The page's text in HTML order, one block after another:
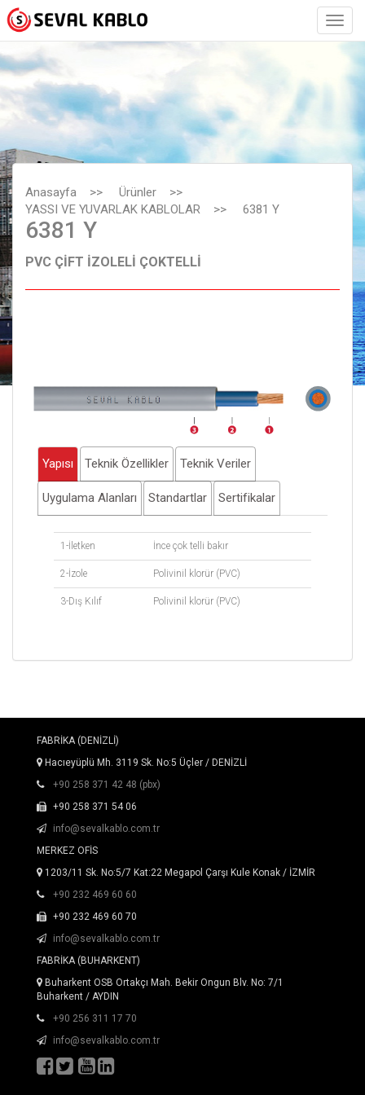
Anasayfa >> Ürünler >>
YASSI VE YUVARLAK KABLOLAR >> 6381 Y
6381 Y
PVC ÇİFT İZOLELİ ÇOKTELLİ
Yapısı Teknik Özellikler Teknik Veriler
Uygulama Alanları Standartlar Sertifikalar
1-İletken İnce çok telli bakır
2-İzole Polivinil klorür (PVC)
3-Dış Kılıf Polivinil klorür (PVC)
FABRİKA (DENİZLİ)
Hacıeyüplü Mh. 3119 Sk. No:5 Üçler / DENİZLİ
+90 258 371 42 48 (pbx)
+90 258 371 54 06
info@sevalkablo.com.tr
MERKEZ OFİS
1203/11 Sk. No:5/7 Kat:22 Megapol Çarşı Kule Konak / İZMİR
+90 232 469 60 60
+90 232 469 60 70
info@sevalkablo.com.tr
FABRİKA (BUHARKENT)
Buharkent OSB Ortakçı Mah. Bekir Ongun Blv. No: 7/1
Buharkent / AYDIN
+90 256 311 17 70
info@sevalkablo.com.tr